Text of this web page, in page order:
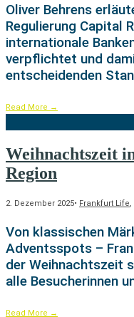
Oliver Behrens
Regulierung Capital
internationale
verpflichtet und
entscheidenden
Read More →
Weihnachtszeit
Region
2. Dezember 2025• Frankfurt Life,
Von klassischen
Adventsspots –
der Weihnachtszeit
alle Besucherinnen
Read More →